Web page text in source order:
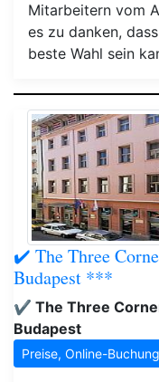
Mitarbeitern vom
es zu danken,
beste Wahl sein
✔️ The Three
Budapest ***
✔️ The Three
Budapest
Preise, Online-Buchung